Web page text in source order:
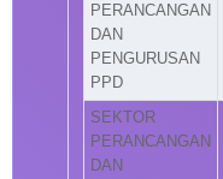
PERANCANGAN
DAN
PENGURUSAN
PPD
SEKTOR
PERANCANGAN
DAN